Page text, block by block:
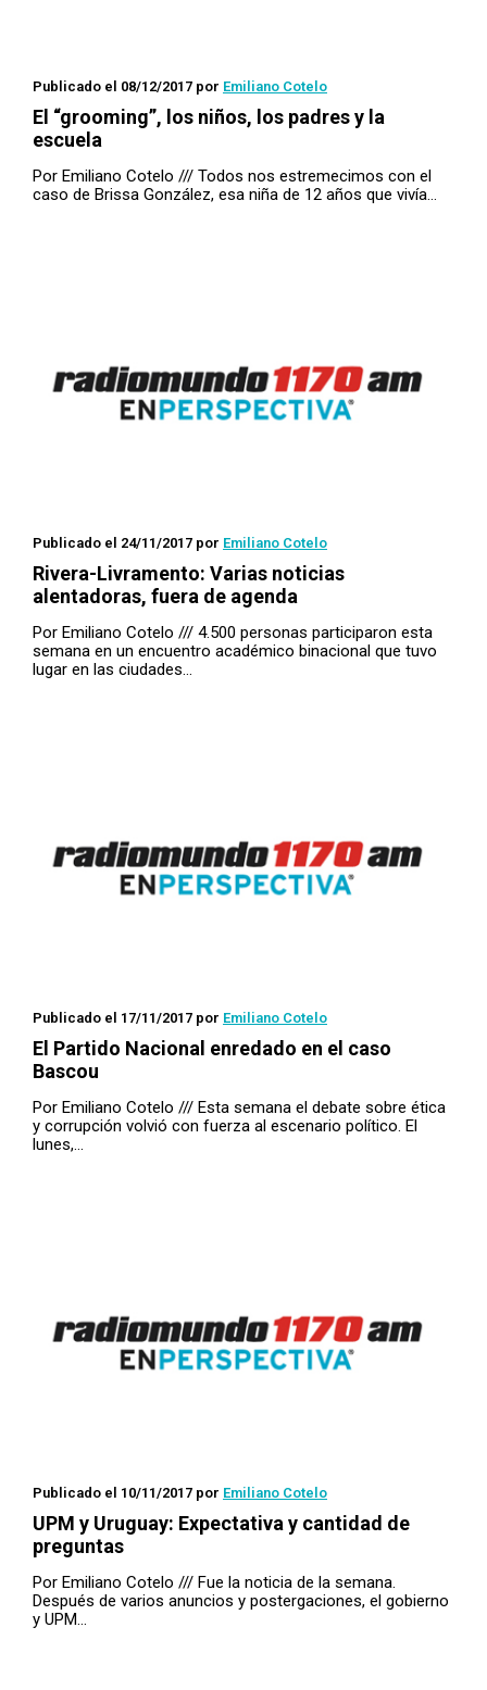
Publicado el 08/12/2017 por Emiliano Cotelo
El “grooming”, los niños, los padres y la
escuela
Por Emiliano Cotelo /// Todos nos estremecimos con el
caso de Brissa González, esa niña de 12 años que vivía…
Publicado el 24/11/2017 por Emiliano Cotelo
Rivera-Livramento: Varias noticias
alentadoras, fuera de agenda
Por Emiliano Cotelo /// 4.500 personas participaron esta
semana en un encuentro académico binacional que tuvo
lugar en las ciudades…
Publicado el 17/11/2017 por Emiliano Cotelo
El Partido Nacional enredado en el caso
Bascou
Por Emiliano Cotelo /// Esta semana el debate sobre ética
y corrupción volvió con fuerza al escenario político. El
lunes,…
Publicado el 10/11/2017 por Emiliano Cotelo
UPM y Uruguay: Expectativa y cantidad de
preguntas
Por Emiliano Cotelo /// Fue la noticia de la semana.
Después de varios anuncios y postergaciones, el gobierno
y UPM…